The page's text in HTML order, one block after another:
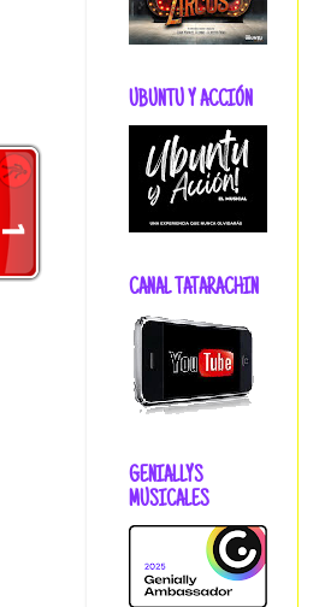
UBUNTU Y ACCIÓN
CANAL TATARACHIN
GENIALLYS
MUSICALES